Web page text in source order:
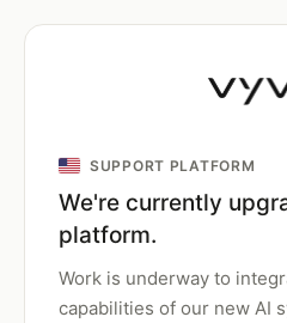
SUPPORT PLATFORM
We're currently
platform.
Work is underway to
capabilities of our new AI